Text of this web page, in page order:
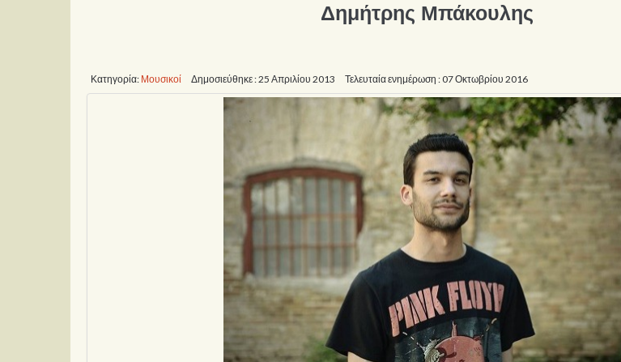
Δημήτρης Μπάκουλης
Κατηγορία: Μουσικοί Δημοσιεύθηκε : 25 Απριλίου 2013 Τελευταία ενημέρωση : 07 Οκτωβρίου 2016